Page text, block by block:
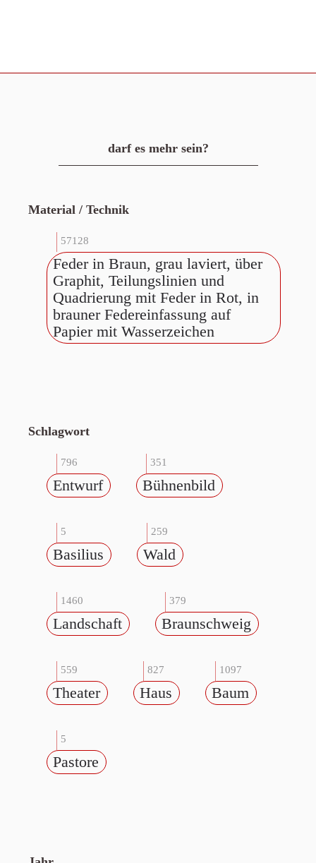
darf es mehr sein?
Material / Technik
57128
Feder in Braun, grau laviert, über
Graphit, Teilungslinien und
Quadrierung mit Feder in Rot, in
brauner Federeinfassung auf
Papier mit Wasserzeichen
Schlagwort
796
Entwurf
351
Bühnenbild
5
Basilius
259
Wald
1460
Landschaft
379
Braunschweig
559
Theater
827
Haus
1097
Baum
5
Pastore